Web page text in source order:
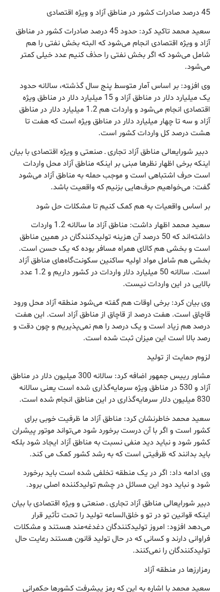
45 درصد صادرات کشور در مناطق آزاد و ویژه اقتصادی
سعید محمد تاکید کرد: حدود 45 درصد صادرات کشور در مناطق
آزاد و ویژه اقتصادی انجام می‌شود که البته بخش نفتی را هم
شامل می‌شود که اگر بخش نفتی را حذف کنیم عدد خیلی کمتر
می‌شود.
وی افزود: بر اساس آمار متوسط پنج سال گذشته، سالانه حدود
یک میلیارد دلار در مناطق آزاد و 15 میلیارد دلار در مناطق ویژه
اقتصادی انجام می‌شود و واردات هم 1.2 میلیارد دلار در مناطق
آزاد و سه تا چهار میلیارد دلار در مناطق ویژه است که هفت تا
هشت درصد کل واردات کشور است.
دبیر شورایعالی مناطق آزاد تجاری ـ صنعتی و ویژه اقتصادی با بیان
اینکه برخی اظهار نظرها مبنی بر اینکه مناطق آزاد محل واردات
است حرف اشتباهی است و موجب حمله به مناطق آزاد می‌شود
گفت: می‌خواهیم حرف‌هایی بزنیم که واقعیت باشد.
بر اساس واقعیات به هم کمک کنیم تا مشکلات حل شود
سعید محمد اظهار داشت: مناطق آزاد ما سالانه 1.2 واردات
داشته‌اند که 50 درصد آن هزینه تولیدکنندگان در همین مناطق
است و بخشی هم کالای همراه مسافر بوده که یک حسن است.
بخشی هم شامل مواد اولیه ساکنین سکونت‌گاه‌های مناطق آزاد
است. سالانه 50 میلیارد دلار واردات در کشور داریم و 1.2 عدد
بالایی در این واردات نیست.
وی بیان کرد: برخی اوقات هم گفته می‌شود منطقه آزاد محل ورود
قاچاق است. هفت درصد از قاچاق از مناطق آزاد است. این هفت
درصد هم زیاد است و یک درصد را هم نمی‌پذیریم و چون دقت و
رصد بالا است این میزان ثبت شده است.
لزوم حمایت از تولید
مشاور رییس جمهور اضافه کرد: سالانه 300 میلیون دلار در مناطق
آزاد و 530 در مناطق ویژه سرمایه‌گذاری شده است یعنی سالانه
830 میلیون دلار سرمایه‌گذاری در این مناطق انجام شده است.
سعید محمد خاطرنشان کرد: مناطق آزاد ما ظرفیت خوبی برای
کشور است و اگر با آن درست برخورد شود می‌تواند موتور پیشران
کشور شود و نباید دید منفی نسبت به مناطق آزاد ایجاد شود بلکه
باید بدانند که ظرفیتی است که به رشد کشور کمک می کند.
وی ادامه داد: اگر در یک منطقه تخلفی شده است باید برخورد
شود و نباید دود این مسائل در چشم تولیدکننده اصلی برود.
دبیر شورایعالی مناطق آزاد تجاری ـ صنعتی و ویژه اقتصادی با بیان
اینکه قوانین تو در تو و خلق‌الساعه تولید را تحت تأثیر قرار
می‌دهد افزود: امروز تولیدکنندگان دغدغه‌مند هستند و مشکلات
فراوانی دارند و کسانی که در حال تولید قانون هستند رعایت حال
تولیدکنندگان را نمی‌کنند.
رمزارزها در منطقه آزاد
سعید محمد با اشاره به این که رمز پیشرفت کشورها حکمرانی